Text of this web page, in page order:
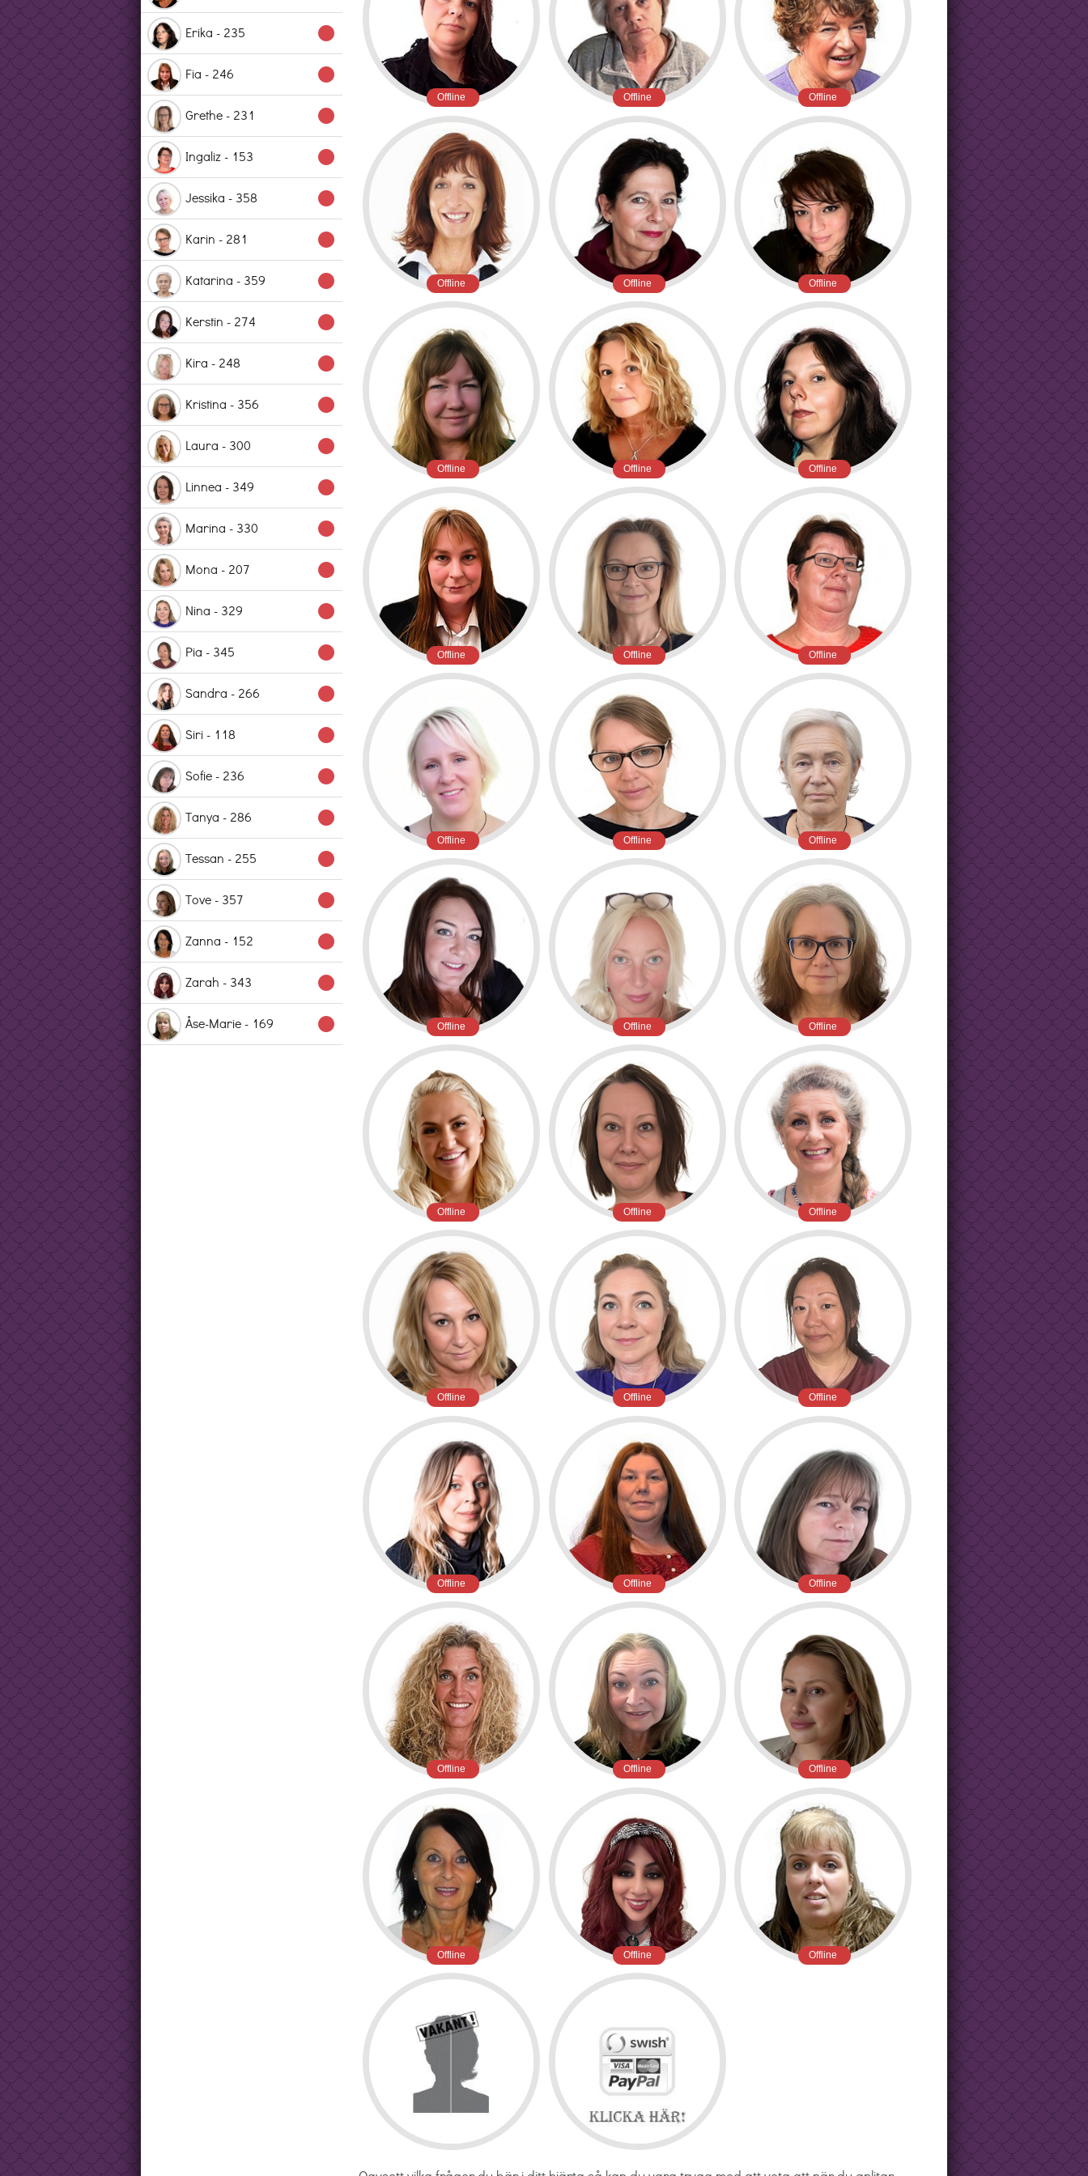
Erika - 235 lens
Fia - 246 lens
Grethe - 231 lens
Ingaliz - 153 lens
Jessika - 358 lens
Karin - 281 lens
Katarina - 359 lens
Kerstin - 274 lens
Kira - 248 lens
Kristina - 356 lens
Laura - 300 lens
Linnea - 349 lens
Marina - 330 lens
Mona - 207 lens
Nina - 329 lens
Pia - 345 lens
Sandra - 266 lens
Siri - 118 lens
Sofie - 236 lens
Tanya - 286 lens
Tessan - 255 lens
Tove - 357 lens
Zanna - 152 lens
Zarah - 343 lens
Åse-Marie - 169 lens
Offline Offline Offline
Offline Offline Offline
Offline Offline Offline
Offline Offline Offline
Offline Offline Offline
Offline Offline Offline
Offline Offline Offline
Offline Offline Offline
Offline Offline Offline
Offline Offline Offline
Offline Offline Offline